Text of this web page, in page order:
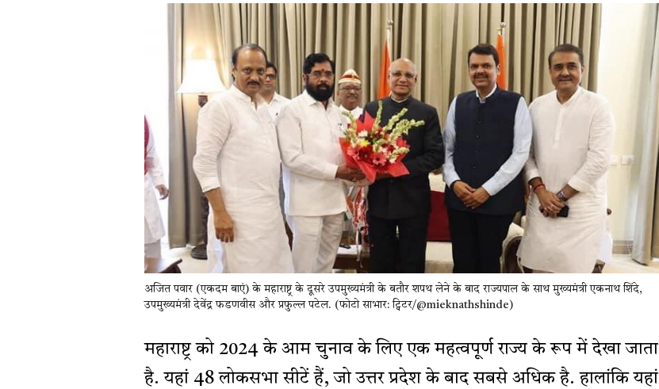
अजित पवार (एकदम बाएं) के महाराष्ट्र के दूसरे उपमुख्यमंत्री के बतौर शपथ लेने के बाद राज्यपाल के साथ मुख्यमंत्री एकनाथ शिंदे,
उपमुख्यमंत्री देवेंद्र फडणवीस और प्रफुल्ल पटेल. (फोटो साभार: ट्विटर/@mieknathshinde)
महाराष्ट्र को 2024 के आम चुनाव के लिए एक महत्वपूर्ण राज्य के रूप में देखा जाता
है. यहां 48 लोकसभा सीटें हैं, जो उत्तर प्रदेश के बाद सबसे अधिक है. हालांकि यहां